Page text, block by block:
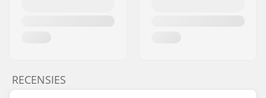
RECENSIES